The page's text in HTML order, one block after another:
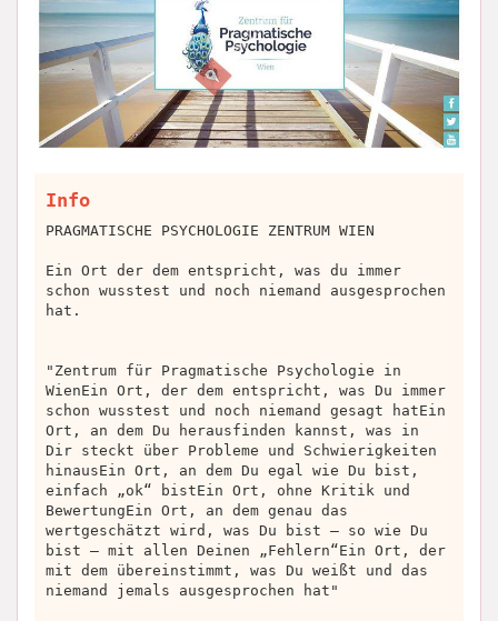
Info
PRAGMATISCHE PSYCHOLOGIE ZENTRUM WIEN
Ein Ort der dem entspricht, was du immer
schon wusstest und noch niemand ausgesprochen
hat.
"Zentrum für Pragmatische Psychologie in
WienEin Ort, der dem entspricht, was Du immer
schon wusstest und noch niemand gesagt hatEin
Ort, an dem Du herausfinden kannst, was in
Dir steckt über Probleme und Schwierigkeiten
hinausEin Ort, an dem Du egal wie Du bist,
einfach „ok“ bistEin Ort, ohne Kritik und
BewertungEin Ort, an dem genau das
wertgeschätzt wird, was Du bist – so wie Du
bist – mit allen Deinen „Fehlern“Ein Ort, der
mit dem übereinstimmt, was Du weißt und das
niemand jemals ausgesprochen hat"